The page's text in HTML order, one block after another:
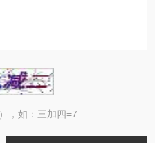
，如：三加四=7